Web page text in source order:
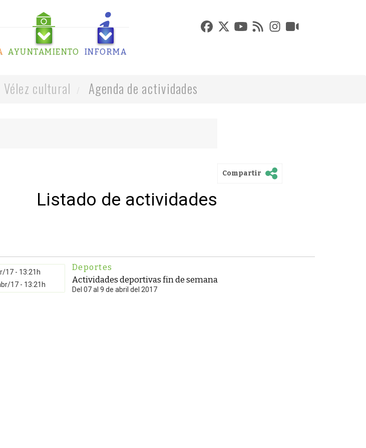
AYUNTAMIENTO INFORMA
Vélez cultural Agenda de actividades
Compartir
Listado de actividades
17 - 13:21h
17 - 13:21h
Deportes
Actividades deportivas fin de semana
Del 07 al 9 de abril del 2017